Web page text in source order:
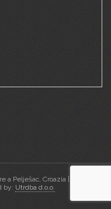
Pelješac, Croazia | Natura,
by: Utrdba d.o.o.